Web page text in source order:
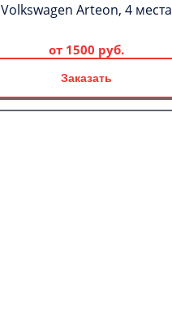
Volkswagen Arteon, 4 места
от 1500 руб.
Заказать